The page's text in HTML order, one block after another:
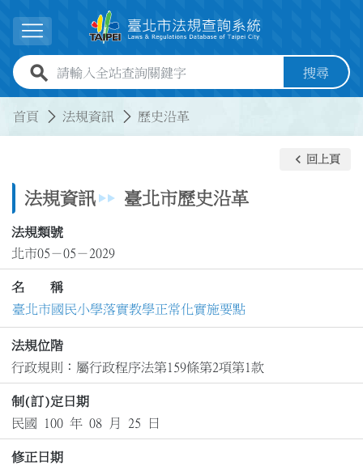
展開選單
全站查詢關鍵字欄位 搜尋
首頁 法規資訊 歷史沿革
法規資訊 臺北市歷史沿革
keyboard_arrow_left 回上頁
法規類號
北市05－05－2029
名 稱
臺北市國民小學落實教學正常化實施要點
法規位階
行政規則：屬行政程序法第159條第2項第1款
制(訂)定日期
民國 100 年 08 月 25 日
修正日期